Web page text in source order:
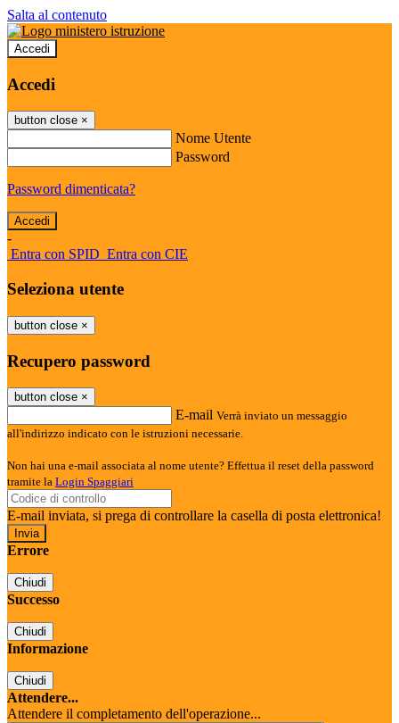
Salta al contenuto
Accedi
Accedi
button close ×
Nome Utente
Password
Password dimenticata?
-
Entra con SPID Entra con CIE
Seleziona utente
button close ×
Recupero password
button close ×
E-mail Verrà inviato un messaggio
all'indirizzo indicato con le istruzioni necessarie.
Non hai una e-mail associata al nome utente? Effettua il reset della password
tramite la Login Spaggiari
E-mail inviata, si prega di controllare la casella di posta elettronica!
Errore
Chiudi
Successo
Chiudi
Informazione
Chiudi
Attendere...
Attendere il completamento dell'operazione...